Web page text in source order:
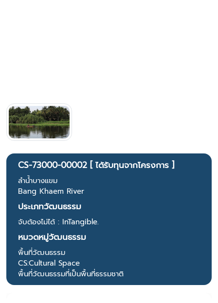
CS-73000-00002 [ ได้รับทุนจากโครงการ ]
ลำน้ำบางแขม
Bang Khaem River
ประเภทวัฒนธรรม
จับต้องไม่ได้ : InTangible.
หมวดหมู่วัฒนธรรม
พื้นที่วัฒนธรรม
CS:Cultural Space
พื้นที่วัฒนธรรมที่เป็นพื้นที่ธรรมชาติ